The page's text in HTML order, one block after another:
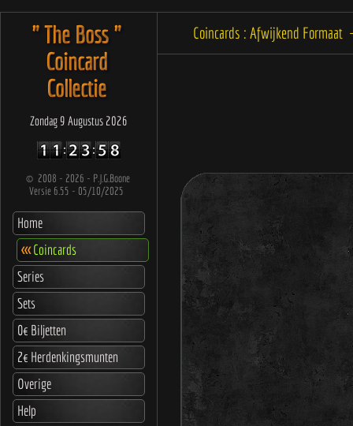
" The Boss "
Coincard
Collectie
Zondag 9 Augustus 2026
© 2008 - 2026 - P.J.G.Boone
Versie 6.55 - 05/10/2025
Home
<<<Coincards
Series
Sets
0€ Biljetten
2€ Herdenkingsmunten
Overige
Help
Coincards : Afwijkend